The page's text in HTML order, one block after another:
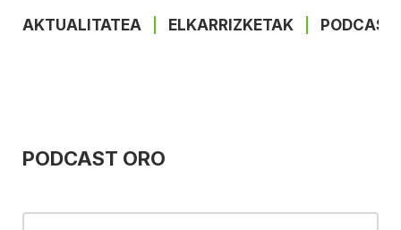
AKTUALITATEA ELKARRIZKETAK
PODCAST ORO